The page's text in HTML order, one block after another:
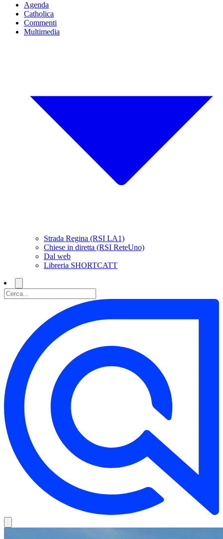
Agenda
Catholica
Commenti
Multimedia
Strada Regina (RSI LA1)
Chiese in diretta (RSI ReteUno)
Dal web
Libreria SHORTCATT